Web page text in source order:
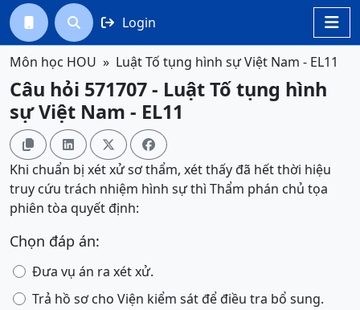

  Login
Môn học HOU Luật Tố tụng hình sự Việt Nam - EL11
Câu hỏi 571707 - Luật Tố tụng hình
sự Việt Nam - EL11
   
Khi chuẩn bị xét xử sơ thẩm, xét thấy đã hết thời hiệu
truy cứu trách nhiệm hình sự thì Thẩm phán chủ tọa
phiên tòa quyết định:
Chọn đáp án:
Đưa vụ án ra xét xử.
Trả hồ sơ cho Viện kiểm sát để điều tra bổ sung.